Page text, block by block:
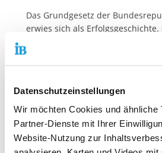
Datenschutzeinstellungen
Wir möchten Cookies und ähnliche
Partner-Dienste mit Ihrer
Website-Nutzung zur
Das Grundgesetz der
erwies sich als
der Frauen und Männer des
bestand darin, aus dem kurz zuvor
nationalsozialistischen
"Nichtsdestotrotz muss das
heute mehr denn je gegen
werden. Demokratie und Vielfalt
selbstverständlich. Der